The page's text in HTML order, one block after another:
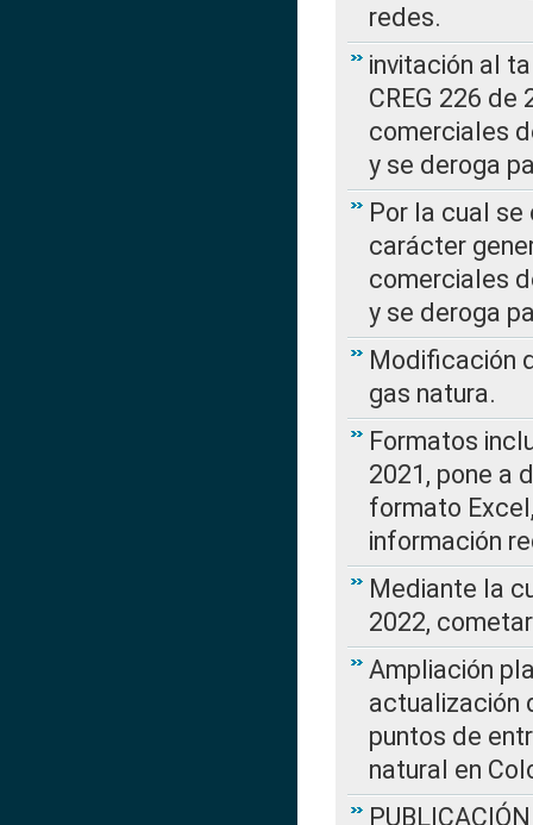
redes.
invitación al
CREG 226
comerciales
y se deroga
Por la cual
carácter
comerciales
y se deroga
Modificación
gas natura.
Formatos
2021, pone a
formato
información
Mediante la
2022,
Ampliación
actualización
puntos de
natural en